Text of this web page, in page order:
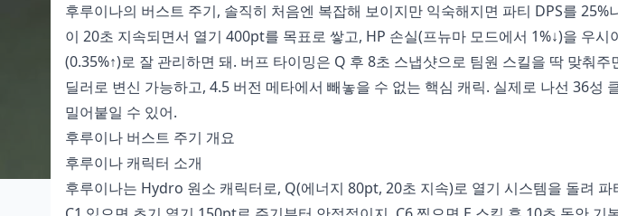
후루이나의 버스트 주기, 솔직히 처음엔 복잡해 보이지만 익숙해지면 파티 DPS를
이 20초 지속되면서 열기 400pt를 목표로 쌓고, HP 손실(프뉴마 모드에서 1%↓)을 우시
(0.35%↑)로 잘 관리하면 돼. 버프 타이밍은 Q 후 8초 스냅샷으로 팀원 스킬을 딱 맞춰주
딜러로 변신 가능하고, 4.5 버전 메타에서 빼놓을 수 없는 핵심 캐릭. 실제로 나선 36성
밀어붙일 수 있어.
후루이나 버스트 주기 개요
후루이나 캐릭터 소개
후루이나는 Hydro 원소 캐릭터로, Q(에너지 80pt, 20초 지속)로 열기 시스템을 돌려